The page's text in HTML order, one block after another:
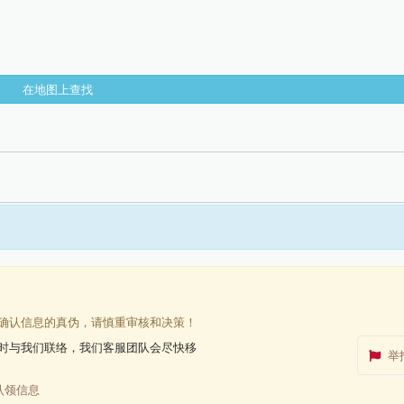
在地图上查找
信息的真伪，请慎重审核和决策！
与我们联络，我们客服团队会尽快移
举
领信息